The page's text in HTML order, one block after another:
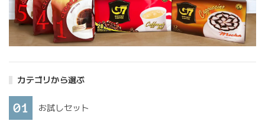
カテゴリから選ぶ
お試しセット